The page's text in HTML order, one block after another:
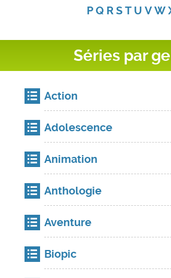
P Q R S T U V W
Séries par
Action
Adolescence
Animation
Anthologie
Aventure
Biopic